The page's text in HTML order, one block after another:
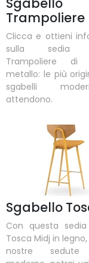
Trampoliere
Clicca e ottieni
sulla sedia
Trampoliere
metallo: le più
sgabelli
attendono.
Sgabello
Con questa sedia
Tosca Midj in
nostre sedute